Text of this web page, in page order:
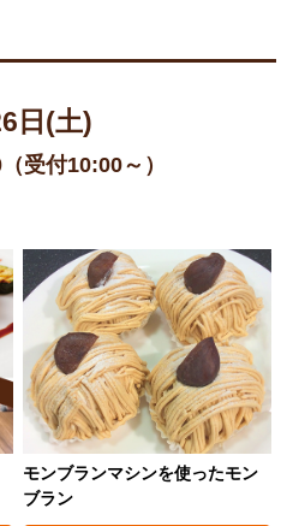
日(土)
受付10:00～）
モンブランマシンを使ったモン
ブラン